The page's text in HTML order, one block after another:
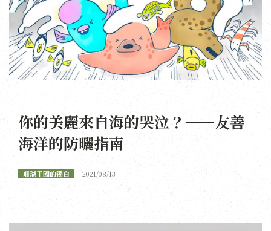
你的美麗來自海的哭泣？——友善
海洋的防曬指南
珊瑚王國的獨白 2021/08/13